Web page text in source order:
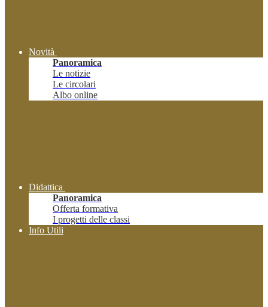
Novità
Panoramica
Le notizie
Le circolari
Albo online
Didattica
Panoramica
Offerta formativa
I progetti delle classi
Info Utili